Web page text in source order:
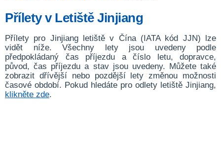
Přílety v Letiště Jinjiang
Přílety pro Jinjiang letiště v Čína (IATA kód JJN) lze
vidět níže. Všechny lety jsou uvedeny podle
předpokládaný čas příjezdu a číslo letu, dopravce,
původ, čas příjezdu a stav jsou uvedeny. Můžete také
zobrazit dřívější nebo pozdější lety změnou možnosti
časové období. Pokud hledáte pro odlety letiště Jinjiang,
klikněte zde.